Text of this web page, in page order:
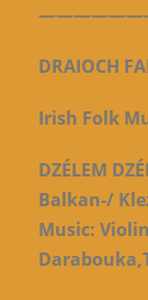
DRAIOCH
Irish Folk
DZÉLEM
Balkan-/
Music: